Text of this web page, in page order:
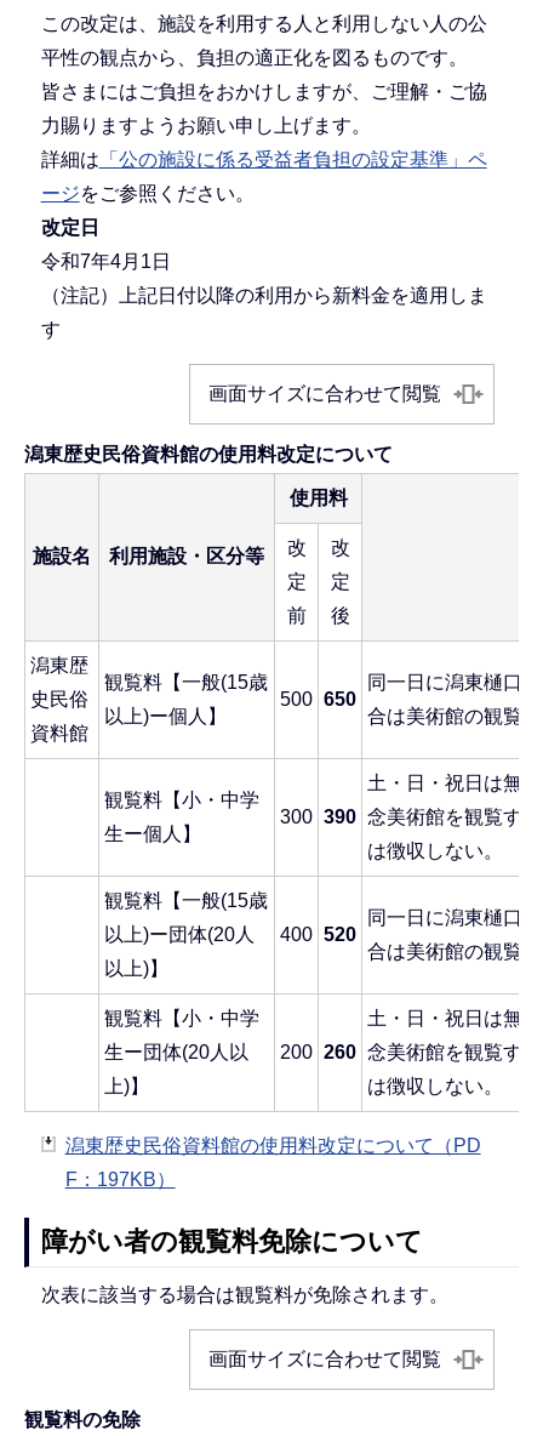
この改定は、施設を利用する人と利用しない人の公
平性の観点から、負担の適正化を図るものです。
皆さまにはご負担をおかけしますが、ご理解・ご協
力賜りますようお願い申し上げます。
詳細は 「公の施設に係る受益者負担の設定基準」ペ
ージをご参照ください。
改定日
令和7年4月1日
（注記）上記日付以降の利用から新料金を適用しま
す
画面サイズに合わせて閲覧
潟東歴史民俗資料館の使用料改定について
施設名 利用施設・区分等
使用料
改
定
前
改
定
後
潟東歴
史民俗
資料館
観覧料【一般(15歳
以上)ー個人】
500 650
同一日に潟東樋口
合は美術館の観覧
観覧料【小・中学
生ー個人】
300 390
土・日・祝日は無
念美術館を観覧す
は徴収しない。
観覧料【一般(15歳
以上)ー団体(20人
以上)】
400 520
同一日に潟東樋口
合は美術館の観覧
観覧料【小・中学
生ー団体(20人以
上)】
200 260
土・日・祝日は無
念美術館を観覧す
は徴収しない。
潟東歴史民俗資料館の使用料改定について（PD
F：197KB）
障がい者の観覧料免除について
次表に該当する場合は観覧料が免除されます。
画面サイズに合わせて閲覧
観覧料の免除